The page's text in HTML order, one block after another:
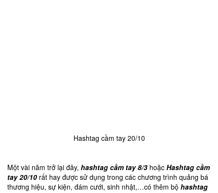
Hashtag cầm tay 20/10
Một vài năm trở lại đây, hashtag cầm tay 8/3 hoặc Hashtag cầm
tay 20/10 rất hay được sử dụng trong các chương trình quảng bá
thương hiệu, sự kiện, đám cưới, sinh nhật,…có thêm bộ hashtag